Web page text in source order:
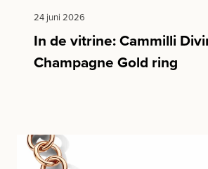
24 juni 2026
In de vitrine: Cammilli
Champagne Gold ring